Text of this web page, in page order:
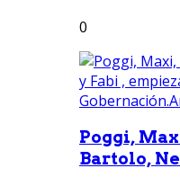
0
Poggi,
Bartolo,